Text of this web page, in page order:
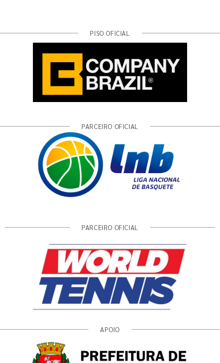
PISO OFICIAL
PARCEIRO OFICIAL
PARCEIRO OFICIAL
APOIO